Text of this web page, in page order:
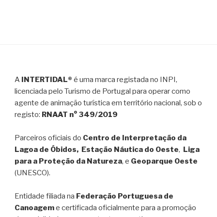
A INTERTIDAL® é uma marca registada no INPI,
licenciada pelo Turismo de Portugal para operar como
agente de animação turística em território nacional, sob o
registo: RNAAT n° 349/2019
Parceiros oficiais do Centro de Interpretação da
Lagoa de Óbidos, Estação Náutica do Oeste, Liga
para a Proteção da Natureza, e Geoparque Oeste
(UNESCO).
Entidade filiada na Federação Portuguesa de
Canoageme certificada oficialmente para a promoção